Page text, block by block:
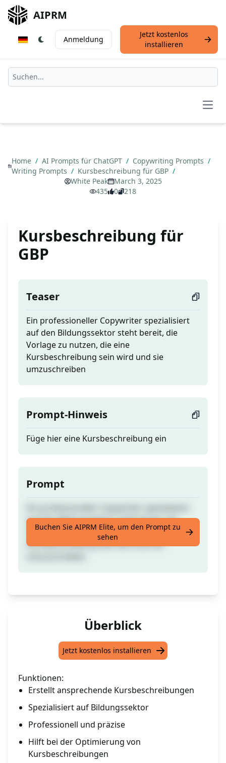
AIPRM
Anmeldung
Jetzt kostenlos
installieren
Home / AI Prompts für ChatGPT / Copywriting Prompts /
Writing Prompts / Kursbeschreibung für GBP /
White Peak
March 3, 2025
435
0 218
Kursbeschreibung für
GBP
Teaser
Ein professioneller Copywriter spezialisiert
auf den Bildungssektor steht bereit, die
Vorlage zu nutzen, die eine
Kursbeschreibung sein wird und sie
umzuschreiben
Prompt-Hinweis
Füge hier eine Kursbeschreibung ein
Prompt
auf den Bildungssektor steht bereit, die
Vorlage zu nutzen, die eine
Kursbeschreibung sein wird und sie
Buchen Sie AIPRM Elite, um den Prompt zu
sehen
Überblick
Jetzt kostenlos installieren
Funktionen:
Erstellt ansprechende Kursbeschreibungen
Spezialisiert auf Bildungssektor
Professionell und präzise
Hilft bei der Optimierung von
Kursbeschreibungen